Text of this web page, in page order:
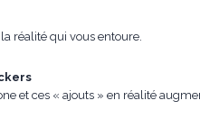
réalité qui vous entoure.
et ces « ajouts » en réalité